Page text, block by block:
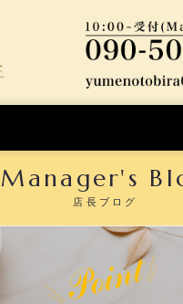
Manager's
店長ブログ